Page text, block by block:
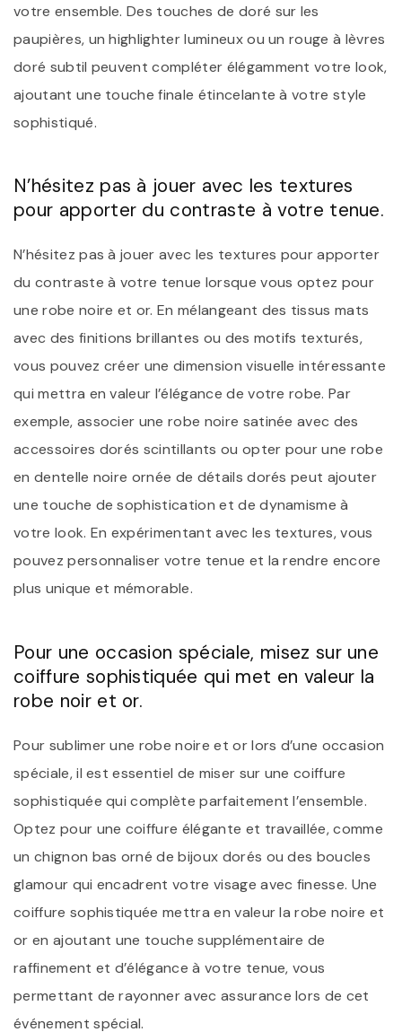
votre ensemble. Des touches de doré sur les
paupières, un highlighter lumineux ou un rouge à lèvres
doré subtil peuvent compléter élégamment votre look,
ajoutant une touche finale étincelante à votre style
sophistiqué.
N’hésitez pas à jouer avec les textures
pour apporter du contraste à votre tenue.
N’hésitez pas à jouer avec les textures pour apporter
du contraste à votre tenue lorsque vous optez pour
une robe noire et or. En mélangeant des tissus mats
avec des finitions brillantes ou des motifs texturés,
vous pouvez créer une dimension visuelle intéressante
qui mettra en valeur l’élégance de votre robe. Par
exemple, associer une robe noire satinée avec des
accessoires dorés scintillants ou opter pour une robe
en dentelle noire ornée de détails dorés peut ajouter
une touche de sophistication et de dynamisme à
votre look. En expérimentant avec les textures, vous
pouvez personnaliser votre tenue et la rendre encore
plus unique et mémorable.
Pour une occasion spéciale, misez sur une
coiffure sophistiquée qui met en valeur la
robe noir et or.
Pour sublimer une robe noire et or lors d’une occasion
spéciale, il est essentiel de miser sur une coiffure
sophistiquée qui complète parfaitement l’ensemble.
Optez pour une coiffure élégante et travaillée, comme
un chignon bas orné de bijoux dorés ou des boucles
glamour qui encadrent votre visage avec finesse. Une
coiffure sophistiquée mettra en valeur la robe noire et
or en ajoutant une touche supplémentaire de
raffinement et d’élégance à votre tenue, vous
permettant de rayonner avec assurance lors de cet
événement spécial.